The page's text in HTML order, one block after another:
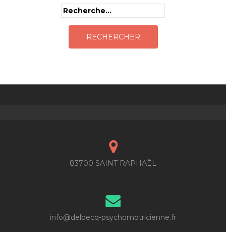
Rechercher :
83700 SAINT RAPHAËL
info@delbecq-psychomotricienne.fr